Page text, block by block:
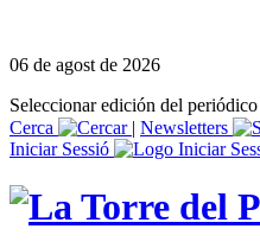
06 de agost de 2026
Seleccionar edición del periódico
Cerca
| Newsletters
Iniciar Sessió